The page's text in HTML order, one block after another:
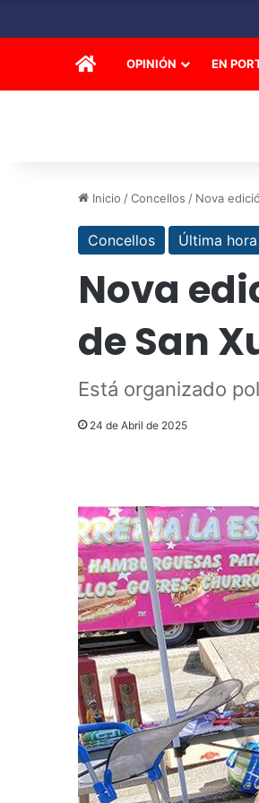
INICIOOPINIÓN EN
Inicio /Concellos / Nova
Concellos Última hora
Nova
de San
Está organizado
24 de Abril de 2025